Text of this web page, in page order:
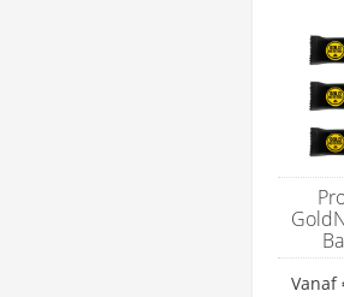
Vanaf